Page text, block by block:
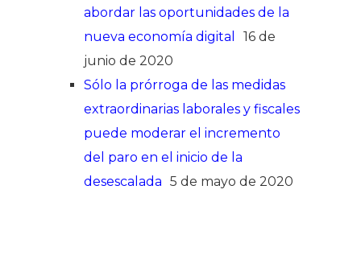
abordar las oportunidades de la
nueva economía digital
16 de
junio de 2020
Sólo la prórroga de las medidas
extraordinarias laborales y fiscales
puede moderar el incremento
del paro en el inicio de la
desescalada 5 de mayo de 2020